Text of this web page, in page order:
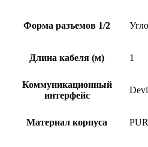
Форма разъемов 1/2
Длина кабеля (м) 1
Коммуникационный
интерфейс
Материал корпуса PUR